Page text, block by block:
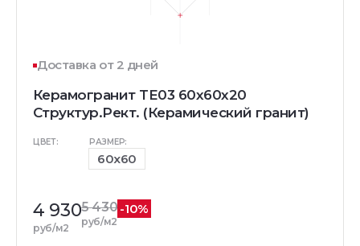
Доставка от 2 дней
Керамогранит TE03 60x60x20
Структур.Рект. (Керамический гранит)
ЦВЕТ: РАЗМЕР:
60x60
4 930
руб/м2
5 430
руб/м2
-10%